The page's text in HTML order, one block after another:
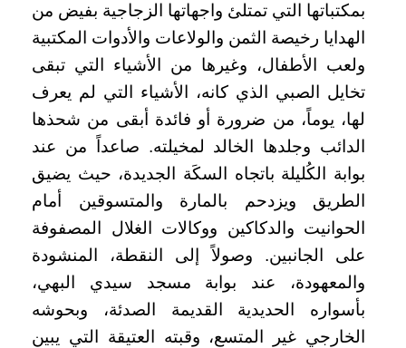
بمكتباتها التي تمتلئ واجهاتها الزجاجية بفيض من
الهدايا رخيصة الثمن والولاعات والأدوات المكتبية
ولعب الأطفال، وغيرها من الأشياء التي تبقى
تخايل الصبي الذي كانه، الأشياء التي لم يعرف
لها، يوماً، من ضرورة أو فائدة أبقى من شحذها
الدائب وجلدها الخالد لمخيلته. صاعداً من عند
بوابة الكُليلة باتجاه السكَة الجديدة، حيث يضيق
الطريق ويزدحم بالمارة والمتسوقين أمام
الحوانيت والدكاكين ووكالات الغلال المصفوفة
على الجانبين. وصولاً إلى النقطة، المنشودة
والمعهودة، عند بوابة مسجد سيدي البهي،
بأسواره الحديدية القديمة الصدئة، وبحوشه
الخارجي غير المتسع، وقبته العتيقة التي يبين